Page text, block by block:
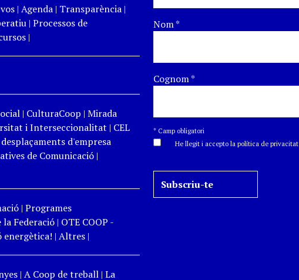
| Agenda | Transparència|
| Processos de
|
| CulturaCoop | Mirada
i Interseccionalitat | CEL
d'empresa
de Comunicació|
| Programes
la Federació| OTE COOP -
energètica! | Altres|
| A Coop de treball| La
Nom*
Cognom*
* Camp obligatori
He llegit i accepto la política de privacitat